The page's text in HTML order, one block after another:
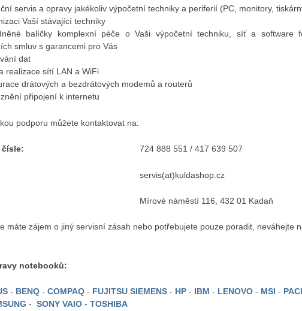
servis a opravy jakékoliv výpočetní techniky a periferií (PC, monitory,
Vaší stávající techniky
balíčky komplexní péče o Vaši výpočetní techniku, síť a software
smluv s garancemi pro Vás
dat
realizace sítí LAN a WiFi
drátových a bezdrátových modemů a routerů
připojení k internetu
podporu můžete kontaktovat na:
čísle: 724 888 551 / 417 639 507
servis(at)kuldashop.cz
Mírové náměstí 116, 432 01 Kadaň
máte zájem o jiný servisní zásah nebo potřebujete pouze poradit, neváhejte
notebooků:
- BENQ - COMPAQ - FUJITSU SIEMENS - HP - IBM - LENOVO - MSI -
- SONY VAIO - TOSHIBA